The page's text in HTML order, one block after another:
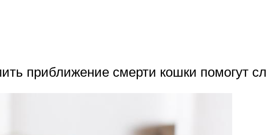
приближение смерти кошки помогут